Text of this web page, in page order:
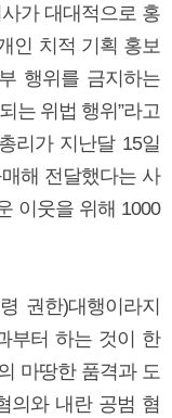
가 대대적으로 홍
인 치적 기획 홍보
행위를 금지하는
는 위법 행위”라고
리가 지난달 15일
해 전달했다는 사
이웃을 위해 1000
권한)대행이라지
부터 하는 것이 한
마땅한 품격과 도
의와 내란 공범 혐